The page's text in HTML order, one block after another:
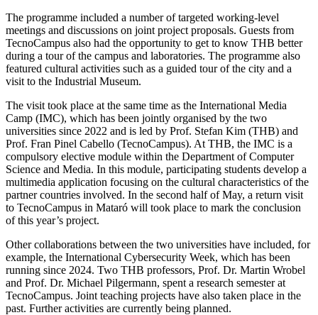
The programme included a number of targeted working-level
meetings and discussions on joint project proposals. Guests from
TecnoCampus also had the opportunity to get to know THB better
during a tour of the campus and laboratories. The programme also
featured cultural activities such as a guided tour of the city and a
visit to the Industrial Museum.
The visit took place at the same time as the International Media
Camp (IMC), which has been jointly organised by the two
universities since 2022 and is led by Prof. Stefan Kim (THB) and
Prof. Fran Pinel Cabello (TecnoCampus). At THB, the IMC is a
compulsory elective module within the Department of Computer
Science and Media. In this module, participating students develop a
multimedia application focusing on the cultural characteristics of the
partner countries involved. In the second half of May, a return visit
to TecnoCampus in Mataró will took place to mark the conclusion
of this year’s project.
Other collaborations between the two universities have included, for
example, the International Cybersecurity Week, which has been
running since 2024. Two THB professors, Prof. Dr. Martin Wrobel
and Prof. Dr. Michael Pilgermann, spent a research semester at
TecnoCampus. Joint teaching projects have also taken place in the
past. Further activities are currently being planned.